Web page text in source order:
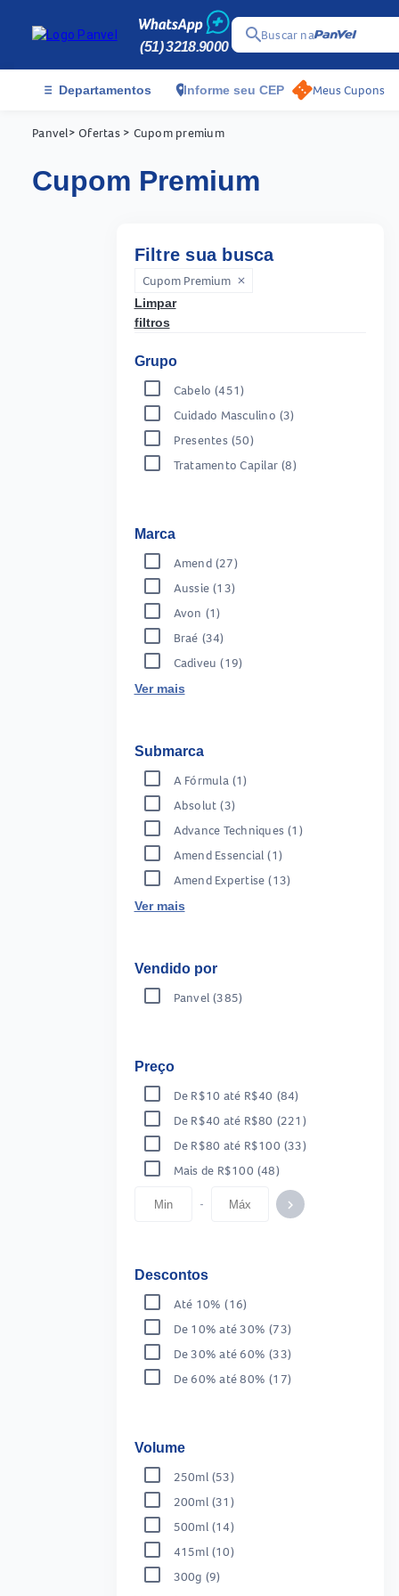
(51) 3218.9000
searchBuscar na
menu Departamentos location_onInforme seu CEP Meus Cupons
Panvel> Ofertas> Cupom premium
Cupom Premium
Filtre sua busca
Cupom Premium close
Limpar
filtros
Grupo
Cabelo (451)
Cuidado Masculino (3)
Presentes (50)
Tratamento Capilar (8)
Marca
Amend (27)
Aussie (13)
Avon (1)
Braé (34)
Cadiveu (19)
Ver mais
Submarca
A Fórmula (1)
Absolut (3)
Advance Techniques (1)
Amend Essencial (1)
Amend Expertise (13)
Ver mais
Vendido por
Panvel (385)
Preço
De R$10 até R$40 (84)
De R$40 até R$80 (221)
De R$80 até R$100 (33)
Mais de R$100 (48)
- keyboard_arrow_right
Descontos
Até 10% (16)
De 10% até 30% (73)
De 30% até 60% (33)
De 60% até 80% (17)
Volume
250ml (53)
200ml (31)
500ml (14)
415ml (10)
300g (9)